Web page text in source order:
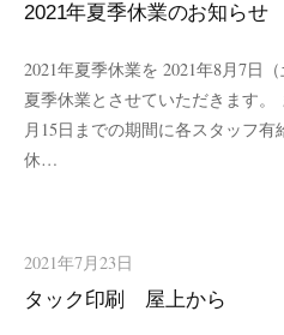
2021年夏季休業のお知らせ
2021年夏季休業を 2021年8月7日
夏季休業とさせていただきます。
月15日までの期間に各スタッフ
休…
2021年7月23日
タック印刷 屋上から